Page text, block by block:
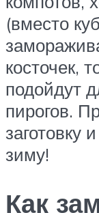
(вместо
косточек,
подойдут
пирогов.
заготовку
зиму!
Как